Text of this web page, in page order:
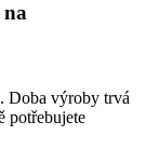
na
Doba výroby trvá
potřebujete